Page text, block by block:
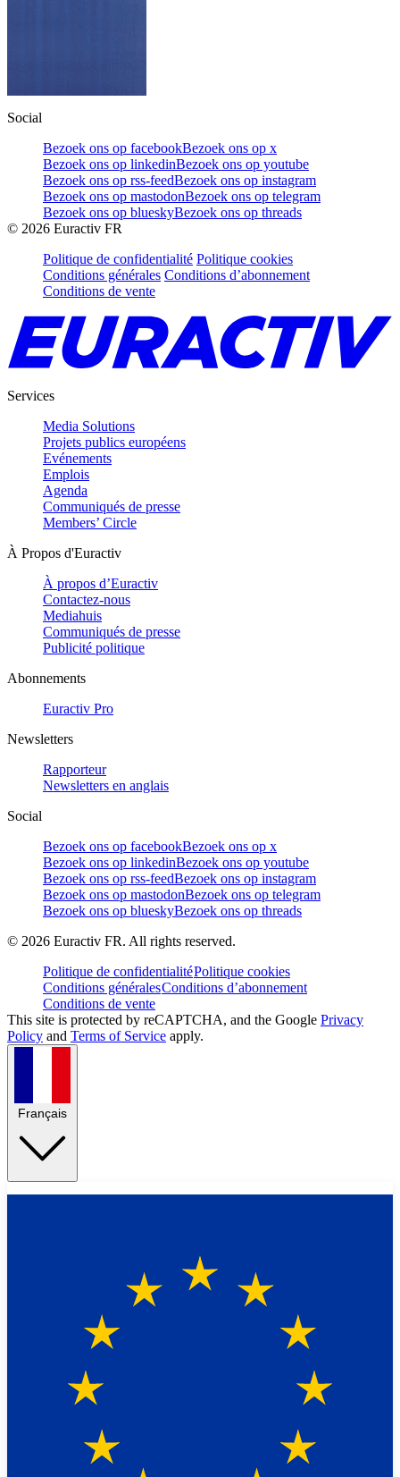
Social
Bezoek ons op facebookBezoek ons op x
Bezoek ons op linkedinBezoek ons op youtube
Bezoek ons op rss-feedBezoek ons op instagram
Bezoek ons op mastodonBezoek ons op telegram
Bezoek ons op blueskyBezoek ons op threads
© 2026 Euractiv FR
Politique de confidentialité Politique cookies
Conditions générales Conditions d’abonnement
Conditions de vente
Services
Media Solutions
Projets publics européens
Evénements
Emplois
Agenda
Communiqués de presse
Members’ Circle
À Propos d'Euractiv
À propos d’Euractiv
Contactez-nous
Mediahuis
Communiqués de presse
Publicité politique
Abonnements
Euractiv Pro
Newsletters
Rapporteur
Newsletters en anglais
Social
Bezoek ons op facebookBezoek ons op x
Bezoek ons op linkedinBezoek ons op youtube
Bezoek ons op rss-feedBezoek ons op instagram
Bezoek ons op mastodonBezoek ons op telegram
Bezoek ons op blueskyBezoek ons op threads
© 2026 Euractiv FR. All rights reserved.
Politique de confidentialitéPolitique cookies
Conditions généralesConditions d’abonnement
Conditions de vente
This site is protected by reCAPTCHA, and the Google Privacy
Policy and Terms of Service apply.
Français